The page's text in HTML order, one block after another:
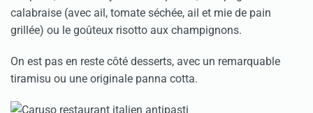
calabraise (avec ail, tomate séchée, ail et mie de pain
grillée) ou le goûteux risotto aux champignons.
On est pas en reste côté desserts, avec un remarquable
tiramisu ou une originale panna cotta.